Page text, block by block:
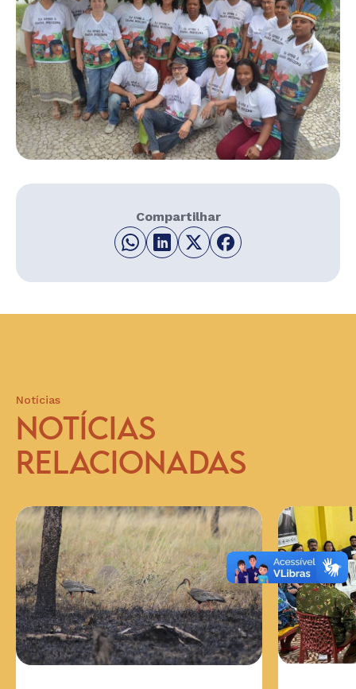
Compartilhar
Notícias
NOTÍCIAS
RELACIONADAS